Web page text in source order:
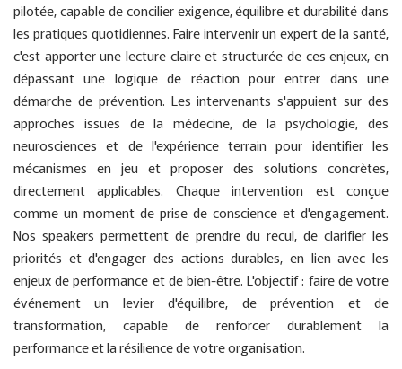
pilotée, capable de concilier exigence, équilibre et durabilité dans
les pratiques quotidiennes. Faire intervenir un expert de la santé,
c'est apporter une lecture claire et structurée de ces enjeux, en
dépassant une logique de réaction pour entrer dans une
démarche de prévention. Les intervenants s'appuient sur des
approches issues de la médecine, de la psychologie, des
neurosciences et de l'expérience terrain pour identifier les
mécanismes en jeu et proposer des solutions concrètes,
directement applicables. Chaque intervention est conçue
comme un moment de prise de conscience et d'engagement.
Nos speakers permettent de prendre du recul, de clarifier les
priorités et d'engager des actions durables, en lien avec les
enjeux de performance et de bien-être. L'objectif : faire de votre
événement un levier d'équilibre, de prévention et de
transformation, capable de renforcer durablement la
performance et la résilience de votre organisation.